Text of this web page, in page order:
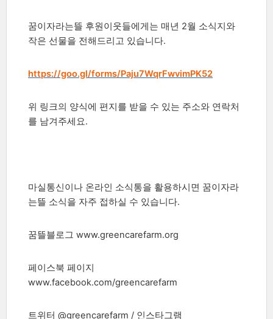
꿈이자라는뜰 후원이웃들에게는 매년 2월 소식지와
작은 선물을 전해드리고 있습니다.
https://goo.gl/forms/Paju7WqrFwvimPK52
위 링크의 양식에 편지를 받을 수 있는 주소와 연락처
를 남겨주세요.
마실통신이나 온라인 소식통을 활용하시면 꿈이자라
는뜰 소식을 자주 접하실 수 있습니다.
꿈뜰블로그 www.greencarefarm.org
페이스북 페이지
www.facebook.com/greencarefarm
트위터 @greencarefarm / 인스타그램